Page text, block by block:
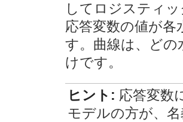
してロジスティ
応答変数の値が
す。曲線は、どの
けです。
ヒント: 応答変数
モデルの方が、